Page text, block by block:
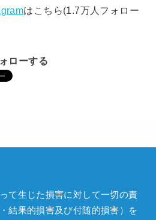
はこちら(1.7万人フォロー
ローする
て生じた損害に対して一切の責
結果的損害及び付随的損害）を